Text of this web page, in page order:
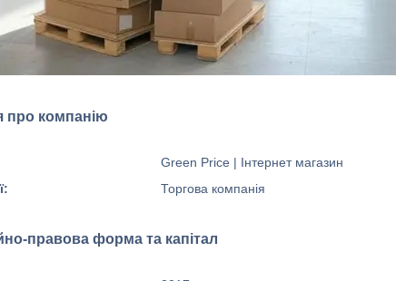
про компанію
Green Price | Інтернет магазин
Торгова компанія
правова форма та капітал